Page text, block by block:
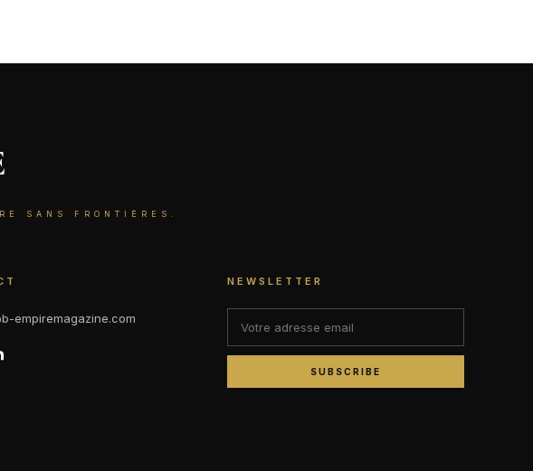
SANS FRONTIÈRES.
empiremagazine.com
NEWSLETTER
SUBSCRIBE